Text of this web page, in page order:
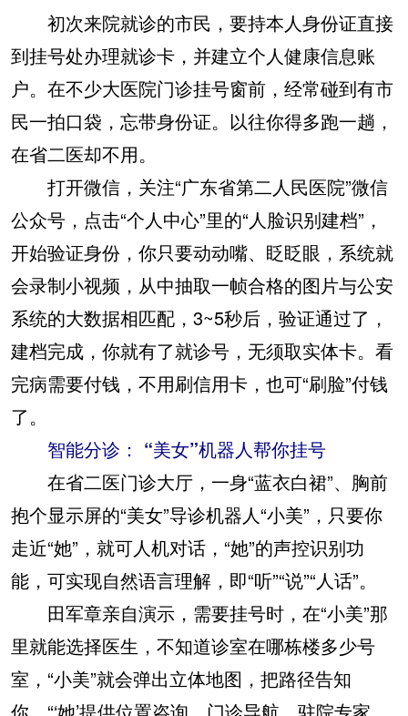
初次来院就诊的市民，要持本人身份证直接
到挂号处办理就诊卡，并建立个人健康信息账
户。在不少大医院门诊挂号窗前，经常碰到有市
民一拍口袋，忘带身份证。以往你得多跑一趟，
在省二医却不用。
打开微信，关注“广东省第二人民医院”微信
公众号，点击“个人中心”里的“人脸识别建档”，
开始验证身份，你只要动动嘴、眨眨眼，系统就
会录制小视频，从中抽取一帧合格的图片与公安
系统的大数据相匹配，3~5秒后，验证通过了，
建档完成，你就有了就诊号，无须取实体卡。看
完病需要付钱，不用刷信用卡，也可“刷脸”付钱
了。
智能分诊： “美女”机器人帮你挂号
在省二医门诊大厅，一身“蓝衣白裙”、胸前
抱个显示屏的“美女”导诊机器人“小美”，只要你
走近“她”，就可人机对话，“她”的声控识别功
能，可实现自然语言理解，即“听”“说”“人话”。
田军章亲自演示，需要挂号时，在“小美”那
里就能选择医生，不知道诊室在哪栋楼多少号
室，“小美”就会弹出立体地图，把路径告知